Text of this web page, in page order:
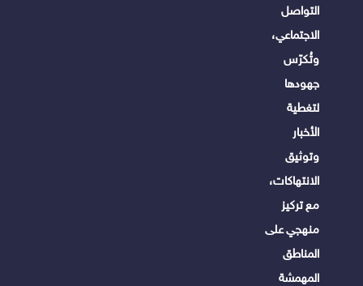
التواصل
الاجتماعي،
وتُكرّس
جهودها
لتغطية
الأخبار
وتوثيق
الانتهاكات،
مع تركيز
منهجي على
المناطق
المهمشة